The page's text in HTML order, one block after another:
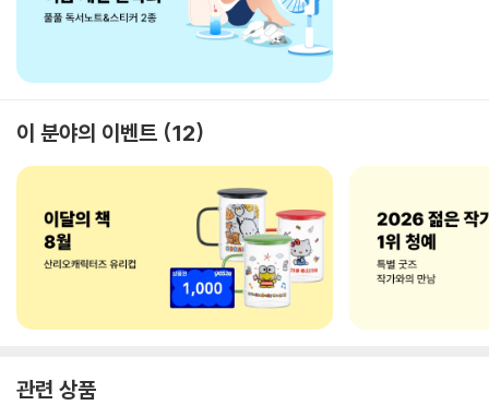
이 분야의 이벤트 12
관련 상품